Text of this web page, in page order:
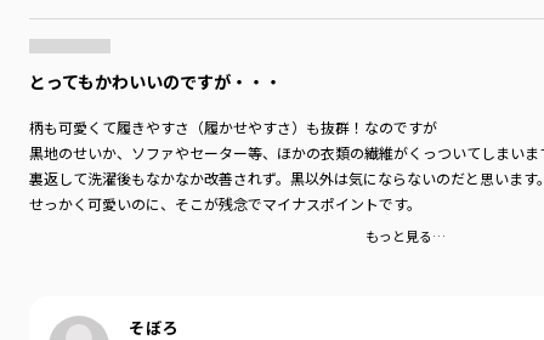
とってもかわいいのですが・・・
柄も可愛くて履きやすさ（履かせやすさ）も抜群！なのですが
黒地のせいか、ソファやセーター等、ほかの衣類の繊維がくっついてしまいま
裏返して洗濯後もなかなか改善されず。黒以外は気にならないのだと思います
せっかく可愛いのに、そこが残念でマイナスポイントです。
もっと見る…
そぼろ